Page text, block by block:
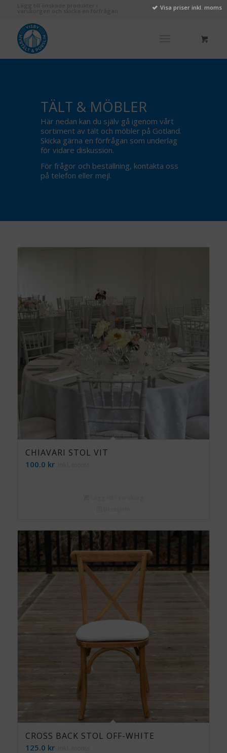
Visa priser inkl. moms
TÄLT & MÖBLER
Här nedan kan du själv gå igenom vårt
sortiment av tält och möbler på Gotland.
Skicka gärna en förfrågan som underlag
för vidare diskussion.
För frågor och beställning, kontakta oss
på telefon eller mejl.
CHIAVARI STOL VIT
100.0 krinkl. moms
CROSS BACK STOL OFF-WHITE
125.0 krinkl. moms